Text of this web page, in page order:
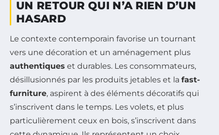
UN RETOUR QUI N’A RIEN D’UN
HASARD
Le contexte contemporain favorise un tournant
vers une décoration et un aménagement plus
authentiques et durables. Les consommateurs,
désillusionnés par les produits jetables et la fast-
furniture, aspirent à des éléments décoratifs qui
s’inscrivent dans le temps. Les volets, et plus
particulièrement ceux en bois, s’inscrivent dans